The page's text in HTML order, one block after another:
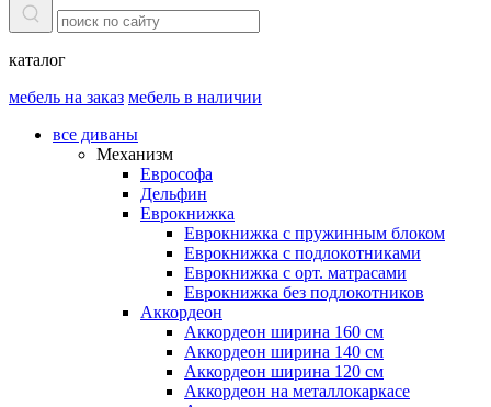
каталог
мебель на заказ мебель в наличии
все диваны
Механизм
Еврософа
Дельфин
Еврокнижка
Еврокнижка с пружинным блоком
Еврокнижка с подлокотниками
Еврокнижка с орт. матрасами
Еврокнижка без подлокотников
Аккордеон
Аккордеон ширина 160 см
Аккордеон ширина 140 см
Аккордеон ширина 120 см
Аккордеон на металлокаркасе